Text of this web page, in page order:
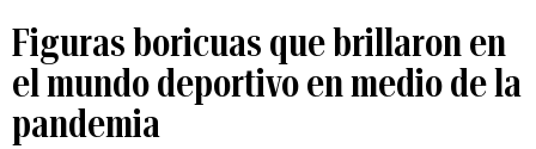
Figuras boricuas que brillaron en
el mundo deportivo en medio de la
pandemia